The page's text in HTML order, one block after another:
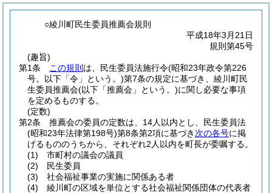
○綾川町民生委員推薦会規則
平成18年3月21日
規則第45号
(趣旨)
第1条
この規則 は、民生委員法施行令(昭和23年政令第226
号。以下「令」という。)第7条の規定に基づき、綾川町民
生委員推薦会(以下「推薦会」という。)に関し必要な事項
を定めるものする。
(定数)
第2条
推薦会の委員の定数は、14人以内とし、民生委員法
(昭和23年法律第198号)第8条第2項に基づき 次の各号に掲
げるもののうちから、それぞれ2人以内を町長が委嘱する。
(1)
市町村の議会の議員
(2)
民生委員
(3)
社会福祉事業の実施に関係ある者
(4)
綾川町の区域を単位とする社会福祉関係団体の代表者